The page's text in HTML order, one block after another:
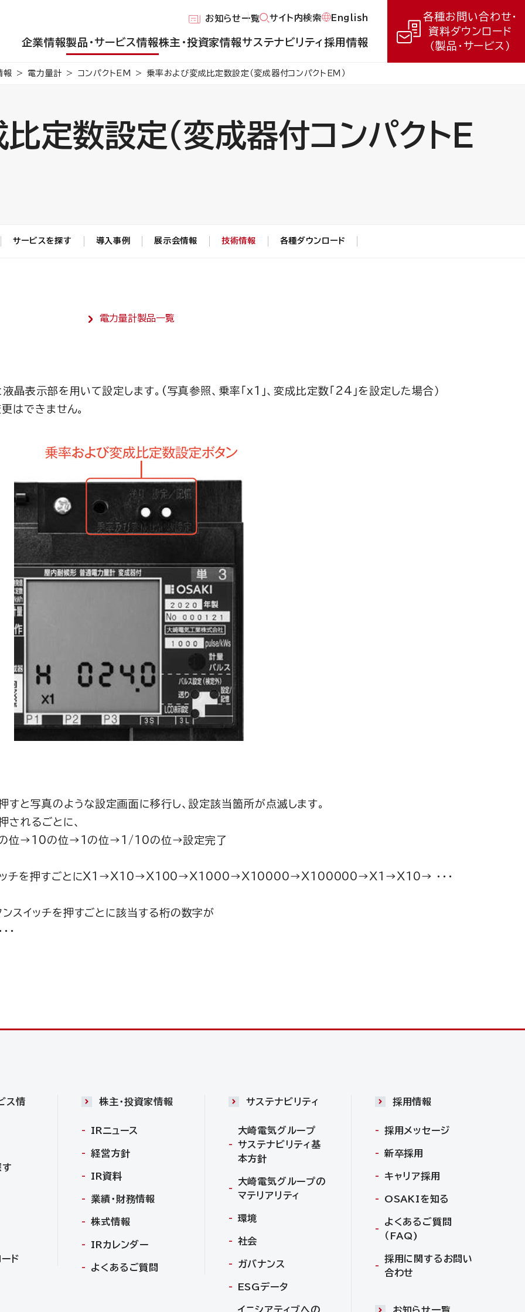
お知らせ一覧 サイト内検索 English
企業情報製品・サービス情報株主・投資家情報サステナビリティ採用情報
各種お問い合わせ・
資料ダウンロード
（製品・サービス）
報 電力量計 コンパクトEM 乗率および変成比定数設定（変成器付コンパクトＥＭ）
定数設定（変成器付コンパクトＥ
サービスを探す 導入事例 展示会情報 技術情報 各種ダウンロード
電力量計製品一覧
表示部を用いて設定します。(写真参照、乗率「x1」、変成比定数「24」を設定した場合）
はできません。
押すと写真のような設定画面に移行し、設定該当箇所が点滅します。
されるごとに、
の位→10の位→1の位→1/10の位→設定完了
スイッチを押すごとにX1→X10→X100→X1000→X10000→X100000→X1→X10→ ・・・
ンスイッチを押すごとに該当する桁の数字が
ス情
す
ド
株主・投資家情報
IRニュース
経営方針
IR資料
業績・財務情報
株式情報
IRカレンダー
よくあるご質問
サステナビリティ
大崎電気グループ
サステナビリティ基
本方針
大崎電気グループの
マテリアリティ
環境
社会
ガバナンス
ESGデータ
イニシアティブへの
採用情報
採用メッセージ
新卒採用
キャリア採用
OSAKIを知る
よくあるご質問
（FAQ)
採用に関するお問い
合わせ